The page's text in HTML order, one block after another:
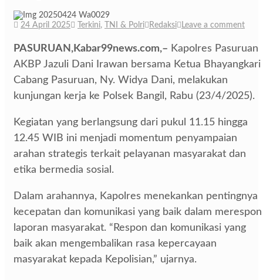
24 April 2025 Terkini, TNI & Polri Redaksi Leave a comment
PASURUAN,Kabar99news.com,– Kapolres Pasuruan
AKBP Jazuli Dani Irawan bersama Ketua Bhayangkari
Cabang Pasuruan, Ny. Widya Dani, melakukan
kunjungan kerja ke Polsek Bangil, Rabu (23/4/2025).
Kegiatan yang berlangsung dari pukul 11.15 hingga
12.45 WIB ini menjadi momentum penyampaian
arahan strategis terkait pelayanan masyarakat dan
etika bermedia sosial.
Dalam arahannya, Kapolres menekankan pentingnya
kecepatan dan komunikasi yang baik dalam merespon
laporan masyarakat. “Respon dan komunikasi yang
baik akan mengembalikan rasa kepercayaan
masyarakat kepada Kepolisian,” ujarnya.